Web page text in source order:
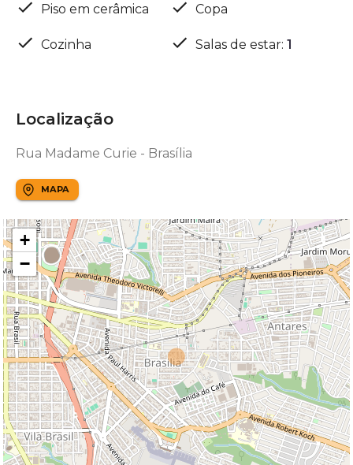
Piso em cerâmica Copa
Cozinha Salas de estar: 1
Localização
Rua Madame Curie - Brasília
MAPA
+
−